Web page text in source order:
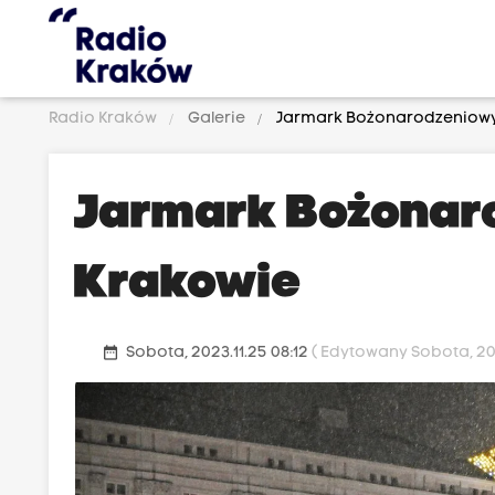
Radio Kraków Galerie Jarmark
Jarmark
Krakowie
date_range Sobota, 2023.11.25 08:12( Edytowany Sobota,